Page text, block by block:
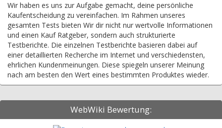
Wir haben es uns zur Aufgabe gemacht, deine persönliche
Kaufentscheidung zu vereinfachen. Im Rahmen unseres
gesamten Tests bieten Wir dir nicht nur wertvolle Informationen
und einen Kauf Ratgeber, sondern auch strukturierte
Testberichte. Die einzelnen Testberichte basieren dabei auf
einer detaillierten Recherche im Internet und verschiedensten,
ehrlichen Kundenmeinungen. Diese spiegeln unserer Meinung
nach am besten den Wert eines bestimmten Produktes wieder.
WebWiki Bewertung: